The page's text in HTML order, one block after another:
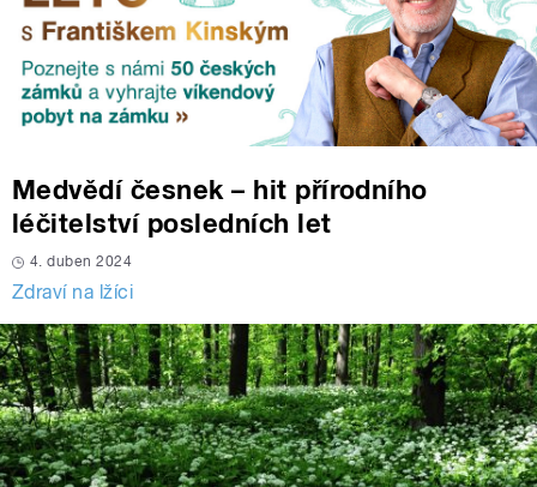
Medvědí česnek – hit přírodního
léčitelství posledních let
4. duben 2024
Zdraví na lžíci